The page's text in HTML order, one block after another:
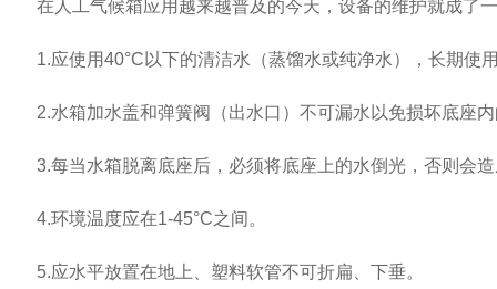
在人工气候箱应用越来越普及的今天，设备的维护就成了
1.应使用40°C以下的清洁水（蒸馏水或纯净水），长期使
2.水箱加水盖和弹簧阀（出水口）不可漏水以免损坏底座
3.每当水箱脱离底座后，必须将底座上的水倒光，否则会
4.环境温度应在1-45°C之间。
5.应水平放置在地上、塑料软管不可折扁、下垂。